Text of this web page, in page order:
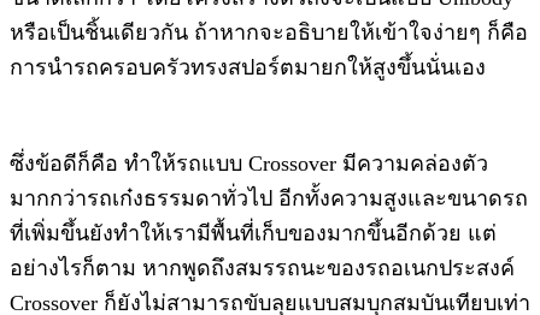
หรือเป็นชิ้นเดียวกัน ถ้าหากจะอธิบาย​ให้เข้าใจง่ายๆ​ ก็คือ
การนำรถครอบครัว​ทรงสปอร์ต​มายกให้สูงขึ้น​นั่นเอง​
ซึ่งข้อดีก็คือ​ ทำให้รถแบบ​ Crossover​ มีความคล่องตัว
มากกว่ารถเก๋งธรรมดาทั่วไป​ อีกทั้งความสูงและขนาดรถ
ที่เพิ่มขึ้นยังทำให้เรามีพื้นที่เก็บของมากขึ้นอีกด้วย​ แต่
อย่างไรก็ตาม หากพูดถึงสมรรถนะของรถอเนกประสงค์​
Crossover ก็ยังไม่สามารถ​ขับลุยแบบสมบุกสมบัน​เทียบเท่า​